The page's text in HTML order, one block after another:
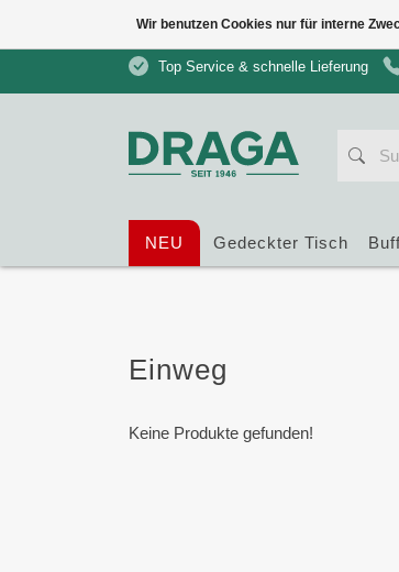
Top Service & schnelle Lieferung
NEU Gedeckter Tisch
Einweg
Keine Produkte gefunden!
Wir benutzen Cookies nur für interne